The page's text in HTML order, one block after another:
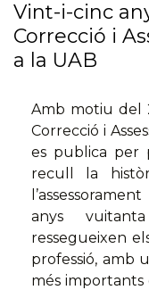
Vint-i-cinc
Correcció i
a la UAB
Amb motiu del
Correcció i
es publica per
recull la
anys
ressegueixen
professió, amb
més importants